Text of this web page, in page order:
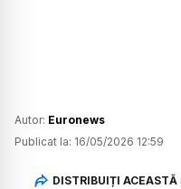
Autor: Euronews
Publicat la: 16/05/2026 12:59
DISTRIBUIȚI ACEASTĂ